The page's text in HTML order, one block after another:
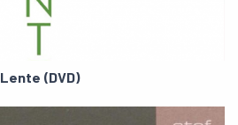
Lente (DVD)